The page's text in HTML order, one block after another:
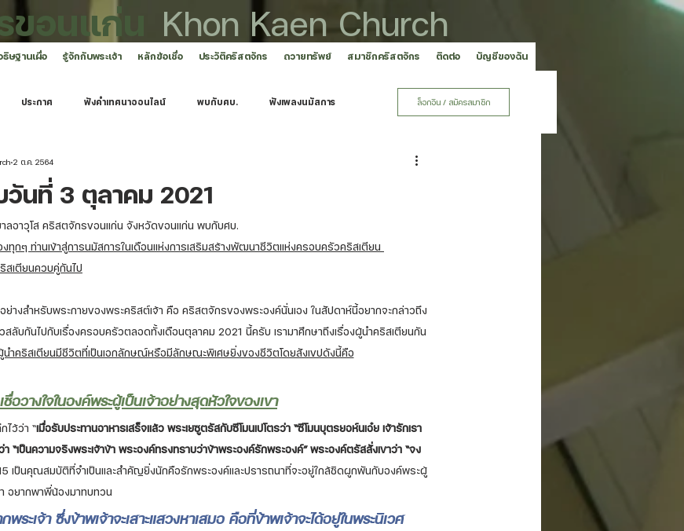
อนแก่น Khon Kaen Church
ธิษฐานเผื่อ รู้จักกับพระเจ้า หลักข้อเชื่อ ประวัติคริสตจักร ถวายทรัพย์ สมาชิกคริสตจักร ติดต่อ บัญชีของฉัน
ประกาศ ฟังคำเทศนาออนไลน์ พบกับศบ. ฟังเพลงนมัสการ ล็อกอิน / สมัครสมาชิก
นที่ 3 ตุลาคม 2021
2 ต.ค. 2564
อาวุโส คริสตจักรขอนแก่น จังหวัดขอนแก่น พบกับศบ.
ๆ ท่านเข้าสู่การนมัสการในเดือนแห่งการเสริมสร้างพัฒนาชีวิตแห่งครอบครัวคริสเตียน
สเตียนควบคู่กันไป
ย่างสำหรับพระกายของพระคริสต์เจ้า คือ คริสตจักรของพระองค์นั่นเอง ในสัปดาห์นี้อยากจะกล่าวถึง
สลับกันไปกับเรื่องครอบครัวตลอดทั้งเดือนตุลาคม 2021 นี้ครับ เรามาศึกษาถึงเรื่องผู้นำคริสเตียนกัน
นำคริสเตียนมีชีวิตที่เป็นเอกลักษณ์หรือมีลักษณะพิเศษยิ่งของชีวิตโดยสังเขปดังนี้คือ
วางใจในองค์พระผู้เป็นเจ้าอย่างสุดหัวใจของเขา
ไว้ว่า “เมื่อรับประทานอาหารเสร็จแล้ว พระเยซูตรัสกับซีโมนเปโตรว่า “ซีโมนบุตรยอห์นเอ๋ย เจ้ารักเรา
า “เป็นความจริงพระเจ้าข้า พระองค์ทรงทราบว่าข้าพระองค์รักพระองค์” พระองค์ตรัสสั่งเขาว่า “จง
เป็นคุณสมบัติที่จำเป็นและสำคัญยิ่งนักคือรักพระองค์และปรารถนาที่จะอยู่ใกล้ชิดผูกพันกับองค์พระผู้
อยากพาพี่น้องมาทบทวน
ระเจ้า ซึ่งข้าพเจ้าจะเสาะแสวงหาเสมอ คือที่ข้าพเจ้าจะได้อยู่ในพระนิเวศ